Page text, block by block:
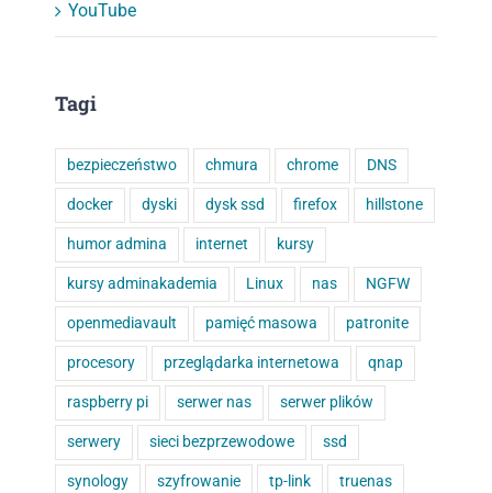
YouTube
Tagi
bezpieczeństwo chmura chrome DNS
docker dyski dysk ssd firefox hillstone
humor admina internet kursy
kursy adminakademia Linux nas NGFW
openmediavault pamięć masowa patronite
procesory przeglądarka internetowa qnap
raspberry pi serwer nas serwer plików
serwery sieci bezprzewodowe ssd
synology szyfrowanie tp-link truenas